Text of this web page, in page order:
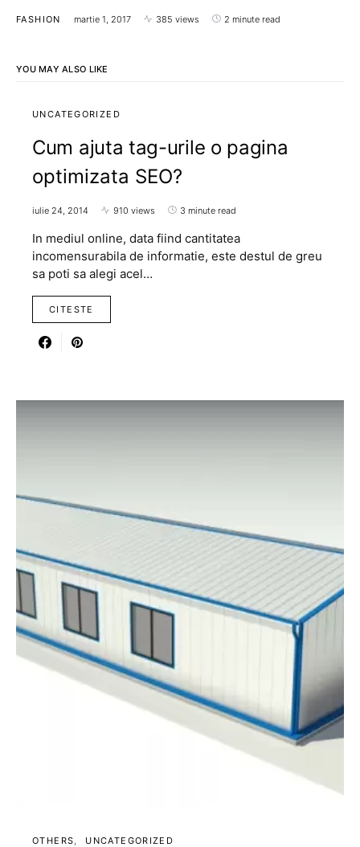
FASHION martie 1, 2017 385 views 2 minute read
YOU MAY ALSO LIKE
UNCATEGORIZED
Cum ajuta tag-urile o pagina
optimizata SEO?
iulie 24, 2014 910 views 3 minute read
In mediul online, data fiind cantitatea
incomensurabila de informatie, este destul de greu
sa poti sa alegi acel…
CITESTE
OTHERS UNCATEGORIZED